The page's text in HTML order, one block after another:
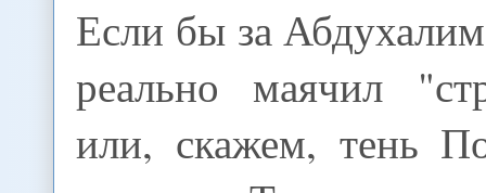
Если бы за
реально маячил
или, скажем, тень